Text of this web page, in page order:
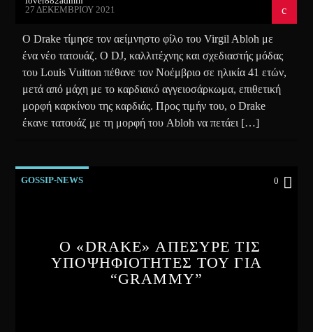
27 ΔΕΚΕΜΒΡΊΟΥ 2021
Ο Drake τίμησε τον αείμνηστο φίλο του Virgil Abloh με
ένα νέο τατουάζ. Ο DJ, καλλιτέχνης και σχεδιαστής μόδας
του Louis Vuitton πέθανε τον Νοέμβριο σε ηλικία 41 ετών,
μετά από μάχη με το καρδιακό αγγειοσάρκωμα, επιθετική
μορφή καρκίνου της καρδιάς. Προς τιμήν του, ο Drake
έκανε τατουάζ με τη μορφή του Abloh να πετάει […]
GOSSIP-NEWS 0
Ο «DRAKE» ΑΠΕΣΥΡΕ ΤΙΣ
ΥΠΟΨΗΦΙΟΤΗΤΕΣ ΤΟΥ ΓΙΑ
“GRAMMY”